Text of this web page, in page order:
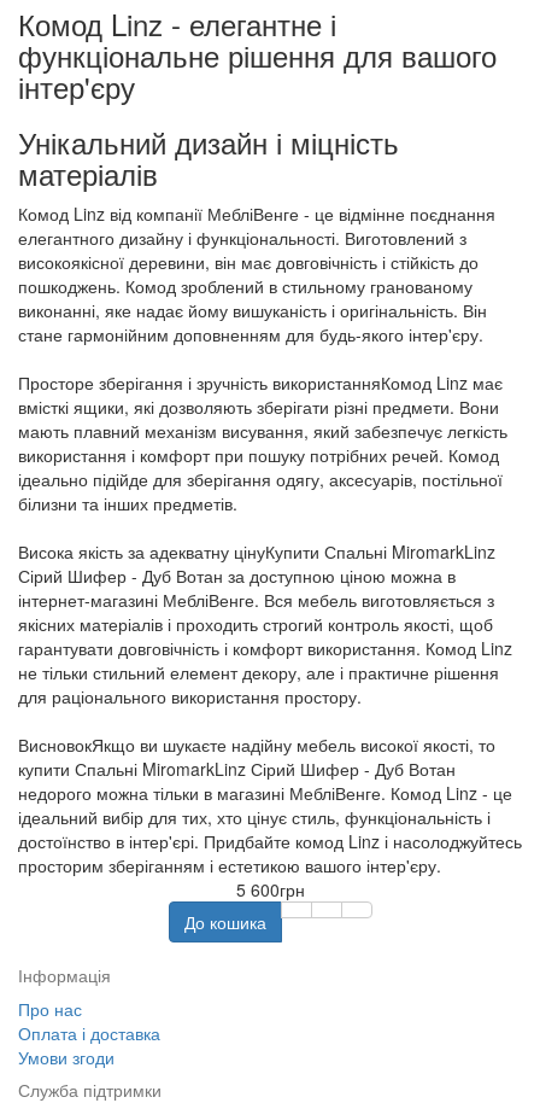
Комод Linz - елегантне і
функціональне рішення для вашого
інтер'єру
Унікальний дизайн і міцність
матеріалів
Комод Linz від компанії МебліВенге - це відмінне поєднання
елегантного дизайну і функціональності. Виготовлений з
високоякісної деревини, він має довговічність і стійкість до
пошкоджень. Комод зроблений в стильному гранованому
виконанні, яке надає йому вишуканість і оригінальність. Він
стане гармонійним доповненням для будь-якого інтер'єру.
Просторе зберігання і зручність використанняКомод Linz має
вмісткі ящики, які дозволяють зберігати різні предмети. Вони
мають плавний механізм висування, який забезпечує легкість
використання і комфорт при пошуку потрібних речей. Комод
ідеально підійде для зберігання одягу, аксесуарів, постільної
білизни та інших предметів.
Висока якість за адекватну цінуКупити Спальні MiromarkLinz
Сірий Шифер - Дуб Вотан за доступною ціною можна в
інтернет-магазині МебліВенге. Вся мебель виготовляється з
якісних матеріалів і проходить строгий контроль якості, щоб
гарантувати довговічність і комфорт використання. Комод Linz
не тільки стильний елемент декору, але і практичне рішення
для раціонального використання простору.
ВисновокЯкщо ви шукаєте надійну мебель високої якості, то
купити Спальні MiromarkLinz Сірий Шифер - Дуб Вотан
недорого можна тільки в магазині МебліВенге. Комод Linz - це
ідеальний вибір для тих, хто цінує стиль, функціональність і
достоїнство в інтер'єрі. Придбайте комод Linz і насолоджуйтесь
просторим зберіганням і естетикою вашого інтер'єру.
5 600грн
До кошика
Інформація
Про нас
Оплата і доставка
Умови згоди
Служба підтримки